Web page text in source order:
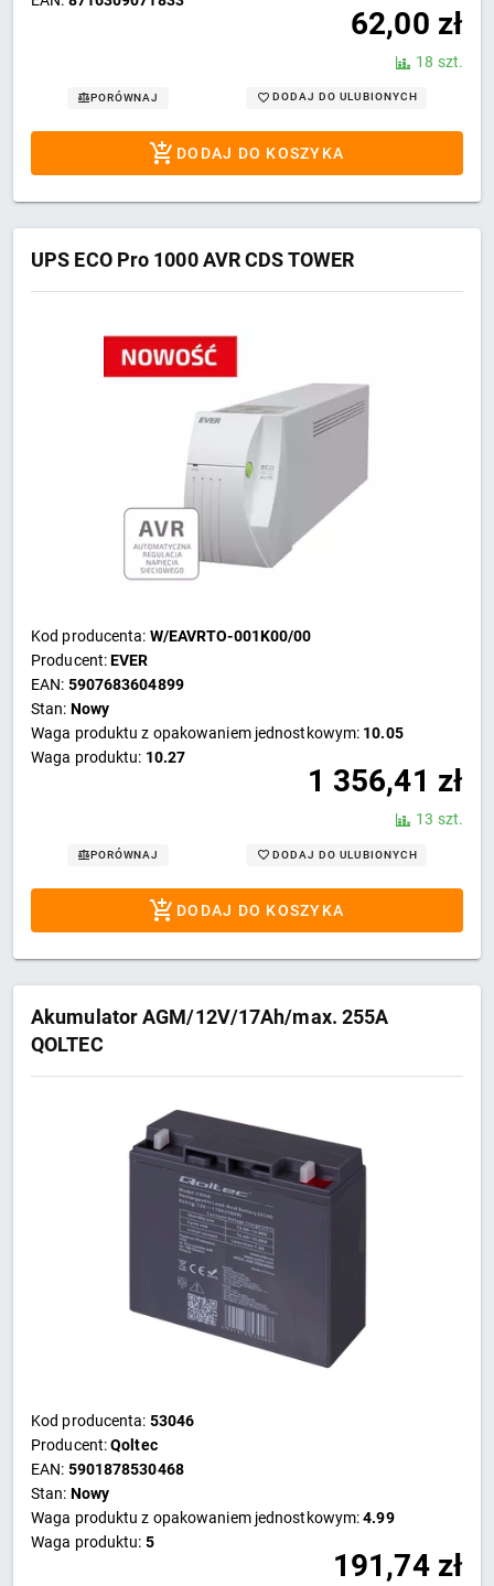
62,00 zł
18 szt.
PORÓWNAJ DODAJ DO ULUBIONYCH
DODAJ DO KOSZYKA
UPS ECO Pro 1000 AVR CDS TOWER
Kod producenta: W/EAVRTO-001K00/00
Producent:EVER
EAN: 5907683604899
Stan: Nowy
Waga produktu z opakowaniem jednostkowym: 10.05
Waga produktu: 10.27
1 356,41 zł
13 szt.
PORÓWNAJ DODAJ DO ULUBIONYCH
DODAJ DO KOSZYKA
Akumulator AGM/12V/17Ah/max. 255A
QOLTEC
Kod producenta: 53046
Producent:Qoltec
EAN: 5901878530468
Stan: Nowy
Waga produktu z opakowaniem jednostkowym:4.99
Waga produktu: 5
191,74 zł